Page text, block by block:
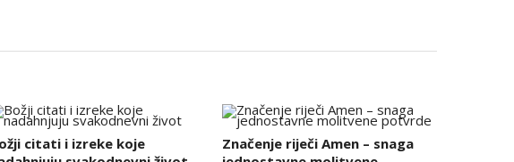
citati i izreke koje
Značenje riječi Amen – snaga